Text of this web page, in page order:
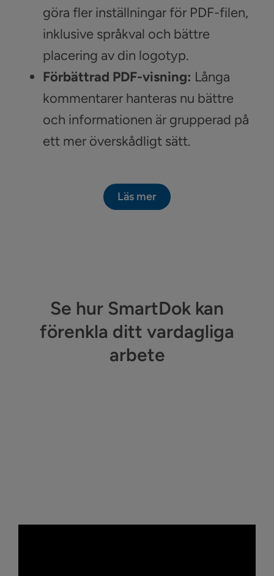
göra fler inställningar för PDF-filen,
inklusive språkval och bättre
placering av din logotyp.
Förbättrad PDF-visning: Långa
kommentarer hanteras nu bättre
och informationen är grupperad på
ett mer överskådligt sätt.
Läs mer
Se hur SmartDok kan
förenkla ditt vardagliga
arbete